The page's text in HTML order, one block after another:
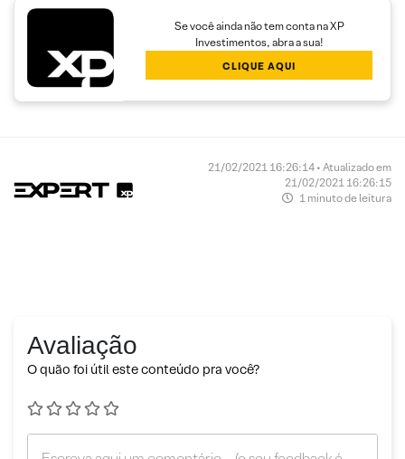
Se você ainda não tem conta na XP
Investimentos, abra a sua!
CLIQUE AQUI
21/02/2021 16:26:14 • Atualizado em
21/02/2021 16:26:15
1 minuto de leitura
Avaliação
O quão foi útil este conteúdo pra você?